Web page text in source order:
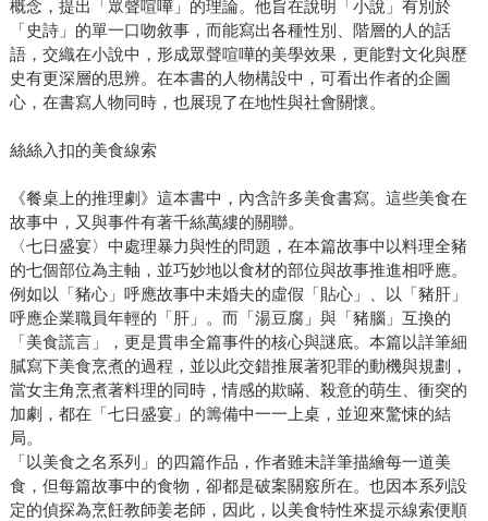
概念，提出「眾聲喧嘩」的理論。他旨在說明「小說」有別於
「史詩」的單一口吻敘事，而能寫出各種性別、階層的人的話
語，交織在小說中，形成眾聲喧嘩的美學效果，更能對文化與歷
史有更深層的思辨。在本書的人物構設中，可看出作者的企圖
心，在書寫人物同時，也展現了在地性與社會關懷。
絲絲入扣的美食線索
《餐桌上的推理劇》這本書中，內含許多美食書寫。這些美食在
故事中，又與事件有著千絲萬縷的關聯。
〈七日盛宴〉中處理暴力與性的問題，在本篇故事中以料理全豬
的七個部位為主軸，並巧妙地以食材的部位與故事推進相呼應。
例如以「豬心」呼應故事中未婚夫的虛假「貼心」、以「豬肝」
呼應企業職員年輕的「肝」。而「湯豆腐」與「豬腦」互換的
「美食謊言」，更是貫串全篇事件的核心與謎底。本篇以詳筆細
膩寫下美食烹煮的過程，並以此交錯推展著犯罪的動機與規劃，
當女主角烹煮著料理的同時，情感的欺瞞、殺意的萌生、衝突的
加劇，都在「七日盛宴」的籌備中一一上桌，並迎來驚悚的結
局。
「以美食之名系列」的四篇作品，作者雖未詳筆描繪每一道美
食，但每篇故事中的食物，卻都是破案關竅所在。也因本系列設
定的偵探為烹飪教師姜老師，因此，以美食特性來提示線索便順